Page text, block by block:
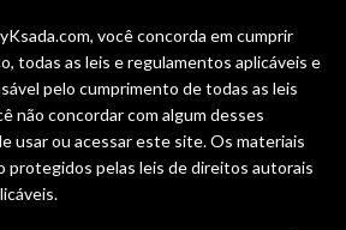
você concorda em cumprir
todas as leis e regulamentos aplicáveis ​​e
pelo cumprimento de todas as leis
não concordar com algum desses
usar ou acessar este site. Os materiais
protegidos pelas leis de direitos autorais